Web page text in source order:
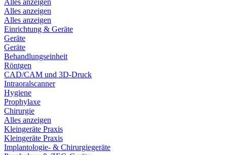
Alles anzeigen
Alles anzeigen
Alles anzeigen
Einrichtung & Geräte
Geräte
Geräte
Behandlungseinheit
Röntgen
CAD/CAM und 3D-Druck
Intraoralscanner
Hygiene
Prophylaxe
Chirurgie
Alles anzeigen
Kleingeräte Praxis
Kleingeräte Praxis
Implantologie- & Chirurgiegeräte